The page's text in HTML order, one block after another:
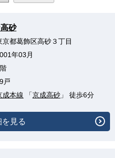
砂
京都葛飾区高砂３丁目
年03月
戸
成本線 「京成高砂 」 徒歩6分
を見る